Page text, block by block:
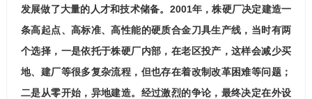
发展做了大量的人才和技术储备。2001年，株硬厂决定建造一
条高起点、高标准、高性能的硬质合金刀具生产线，当时有两
个选择，一是依托于株硬厂内部，在老区投产，这样会减少买
地、建厂等很多复杂流程，但也存在着改制改革困难等问题；
二是从零开始，异地建造。经过激烈的争论，最终决定在外设